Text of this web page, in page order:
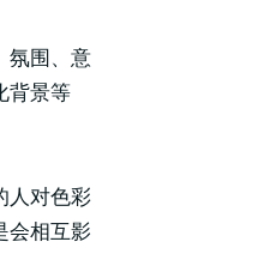
氛围、意
背景等
人对色彩
会相互影